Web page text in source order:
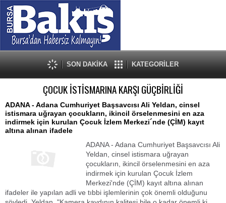
SON DAKİKA KATEGORİLER
ÇOCUK İSTİSMARINA KARŞI GÜÇBİRLİĞİ
ADANA - Adana Cumhuriyet Başsavcısı Ali Yeldan, cinsel
istismara uğrayan çocukların, ikincil örselenmesini en aza
indirmek için kurulan Çocuk İzlem Merkezi´nde (ÇİM) kayıt
altına alınan ifadele
ADANA - Adana Cumhuriyet Başsavcısı Ali
Yeldan, cinsel istismara uğrayan
çocukların, ikincil örselenmesini en aza
indirmek için kurulan Çocuk İzlem
Merkezi'nde (ÇİM) kayıt altına alınan
ifadeler ile yapılan adli ve tıbbi işlemlerinin çok önemli olduğunu